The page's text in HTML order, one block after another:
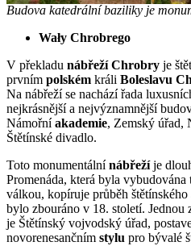
Budova katedrální baziliky je
Wały Chrobrego
V překladu nábřeží Chrobry je
prvním polském králi Boleslavu
Na nábřeží se nachází řada
nejkrásnější a nejvýznamnější
Námořníakademie, Zemský úřad,
Štětínské divadlo.
Toto monumentálnínábřežíje
Promenáda, která byla vybudována
válkou, kopíruje průběh štětínského
bylo zbouráno v 18. století. Jednou
je Štětínský vojvodský úřad,
novorenesančním stylu pro bývalé